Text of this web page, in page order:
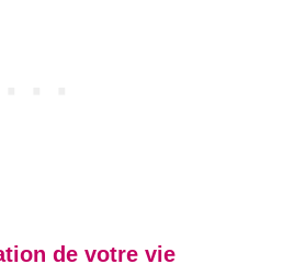
de votre vie